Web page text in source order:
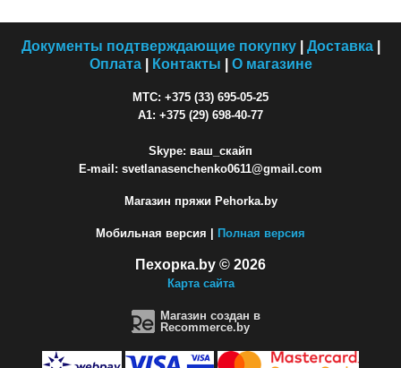
Документы подтверждающие покупку| Доставка|
Оплата| Контакты О магазине
МТС: +375 (33) 695-05-25
A1: +375 (29) 698-40-77
Skype: ваш_скайп
E-mail: svetlanasenchenko0611@gmail.com
Магазин пряжи Pehorka.by
Мобильная версия | Полная версия
Пехорка.by © 2026
Карта сайта
Магазин создан в
Recommerce.by